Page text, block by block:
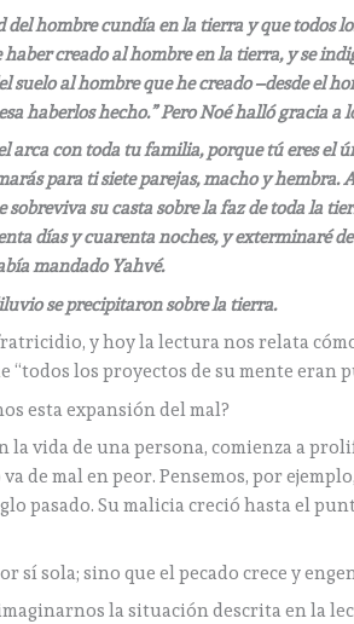
del hombre cundía en la tierra y que todos
creado al hombre en la tierra, y se
suelo al hombre que he creado –desde el
haberlos hecho.” Pero Noé halló gracia a
arca con toda tu familia, porque tú eres el
para ti siete parejas, macho y hembra.
sobreviva su casta sobre la faz de toda la
días y cuarenta noches, y exterminaré de
mandado Yahvé.
se precipitaron sobre la tierra.
y hoy la lectura nos relata
“todos los proyectos de su mente eran
esta expansión del mal?
la vida de una persona, comienza a
de mal en peor. Pensemos, por
pasado. Su malicia creció hasta el
sí sola; sino que el pecado crece y
la situación descrita en la